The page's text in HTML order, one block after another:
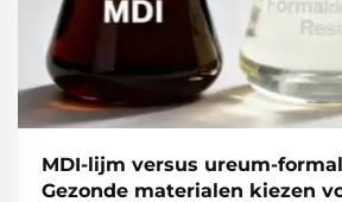
MDI-lijm versus ureum-
Gezonde materialen kiezen